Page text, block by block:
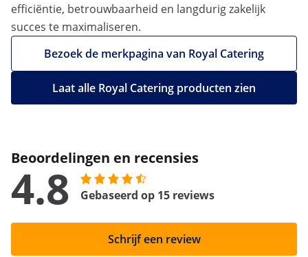
efficiëntie, betrouwbaarheid en langdurig zakelijk
succes te maximaliseren.
Bezoek de merkpagina van Royal Catering
Laat alle Royal Catering producten zien
Beoordelingen en recensies
4.8 Gebaseerd op 15 reviews
Schrijf een review